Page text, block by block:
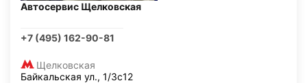
Автосервис Щелковская
+7 (495) 162-90-81
Щелковская
Байкальская ул., 1/3с12